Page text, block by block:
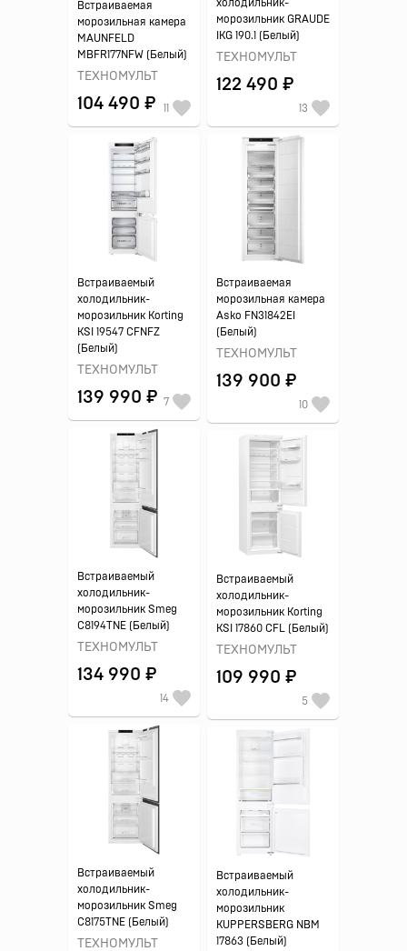
холодильник-
морозильник GRAUDE
IKG 190.1 (Белый)
ТЕХНОМУЛЬТ
122 490 ₽
13
Встраиваемая
морозильная камера
MAUNFELD
MBFR177NFW (Белый)
ТЕХНОМУЛЬТ
104 490 ₽ 11
Встраиваемый
холодильник-
морозильник Korting
KSI 19547 CFNFZ
(Белый)
ТЕХНОМУЛЬТ
139 990 ₽ 7
Встраиваемая
морозильная камера
Asko FN31842EI
(Белый)
ТЕХНОМУЛЬТ
139 900 ₽
10
Встраиваемый
холодильник-
морозильник Smeg
C8194TNE (Белый)
ТЕХНОМУЛЬТ
134 990 ₽
14
Встраиваемый
холодильник-
морозильник Korting
KSI 17860 CFL (Белый)
ТЕХНОМУЛЬТ
109 990 ₽
5
Встраиваемый
холодильник-
морозильник Smeg
C8175TNE (Белый)
ТЕХНОМУЛЬТ
Встраиваемый
холодильник-
морозильник
KUPPERSBERG NBM
17863 (Белый)